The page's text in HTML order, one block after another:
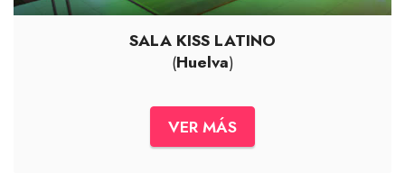
SALA KISS LATINO
(Huelva)
VER MÁS